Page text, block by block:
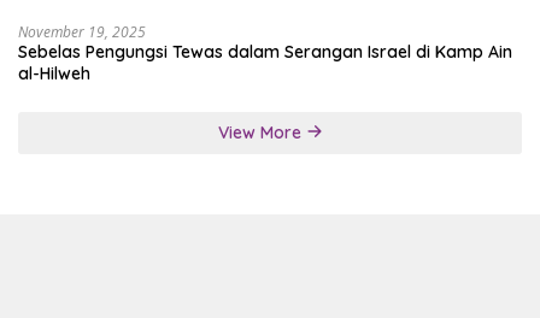
November 19, 2025
Sebelas Pengungsi Tewas dalam Serangan Israel di Kamp Ain
al-Hilweh
View More